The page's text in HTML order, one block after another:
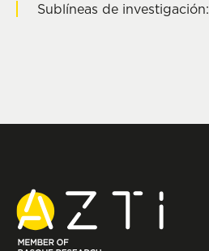
Sublíneas de investigación: